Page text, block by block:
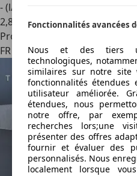
- (l/100 km)
2,8
Professionnel
FR 88100
Fonctionnalités avancées
Nous et des tiers
technologiques,
similaires sur notre
fonctionnalités
utilisateur améliorée.
étendues, nous
notre offre, par
recherches lors;une
présenter des offres
fournir et évaluer des
personnalisés. Nous
localement lorsque